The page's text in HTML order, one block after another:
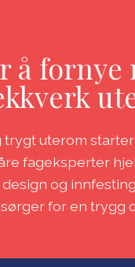
å fornye
trygt uterom
fageksperter
og
for en trygg